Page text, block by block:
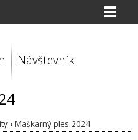
Návštevník
› Maškarný ples 2024